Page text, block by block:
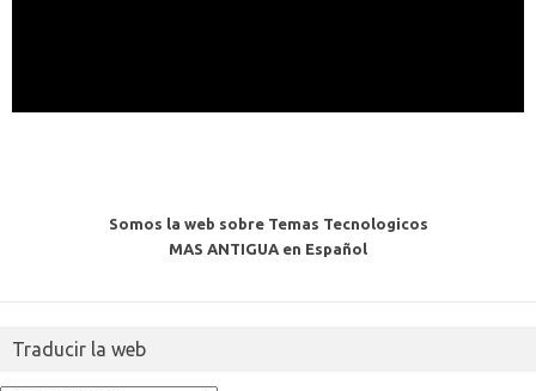
Somos la web sobre Temas Tecnologicos
MAS ANTIGUA en Español
Traducir la web